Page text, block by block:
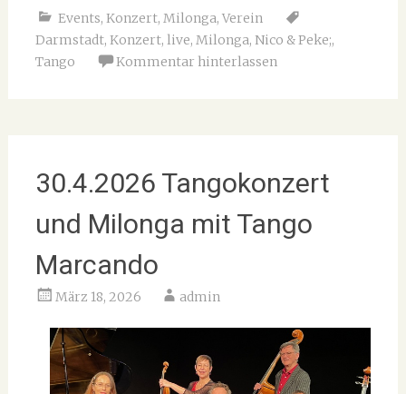
Events, Konzert, Milonga, Verein
Darmstadt, Konzert, live, Milonga, Nico & Peke;,
Tango
Kommentar hinterlassen
30.4.2026 Tangokonzert
und Milonga mit Tango
Marcando
März 18, 2026 admin